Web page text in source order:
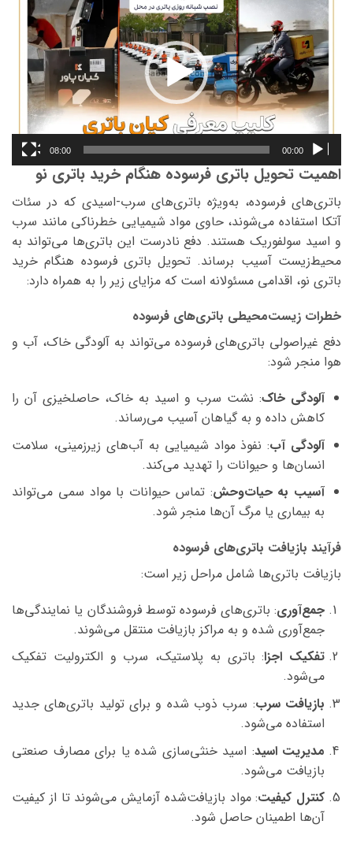
ویدیو
00:00
08:00
اهمیت تحویل باتری فرسوده هنگام خرید باتری نو
باتری‌های فرسوده، به‌ویژه باتری‌های سرب-اسیدی که در سئات
آتکا استفاده می‌شوند، حاوی مواد شیمیایی خطرناکی مانند سرب
و اسید سولفوریک هستند. دفع نادرست این باتری‌ها می‌تواند به
محیط‌زیست آسیب برساند. تحویل باتری فرسوده هنگام خرید
باتری نو، اقدامی مسئولانه است که مزایای زیر را به همراه دارد:
خطرات زیست‌محیطی باتری‌های فرسوده
دفع غیراصولی باتری‌های فرسوده می‌تواند به آلودگی خاک، آب و
هوا منجر شود:
آلودگی خاک: نشت سرب و اسید به خاک، حاصلخیزی آن را
کاهش داده و به گیاهان آسیب می‌رساند.
آلودگی آب: نفوذ مواد شیمیایی به آب‌های زیرزمینی، سلامت
انسان‌ها و حیوانات را تهدید می‌کند.
آسیب به حیات‌وحش: تماس حیوانات با مواد سمی می‌تواند
به بیماری یا مرگ آن‌ها منجر شود.
فرآیند بازیافت باتری‌های فرسوده
بازیافت باتری‌ها شامل مراحل زیر است:
جمع‌آوری: باتری‌های فرسوده توسط فروشندگان یا نمایندگی‌ها
جمع‌آوری شده و به مراکز بازیافت منتقل می‌شوند.
تفکیک اجزا: باتری به پلاستیک، سرب و الکترولیت تفکیک
می‌شود.
بازیافت سرب: سرب ذوب شده و برای تولید باتری‌های جدید
استفاده می‌شود.
مدیریت اسید: اسید خنثی‌سازی شده یا برای مصارف صنعتی
بازیافت می‌شود.
کنترل کیفیت: مواد بازیافت‌شده آزمایش می‌شوند تا از کیفیت
آن‌ها اطمینان حاصل شود.